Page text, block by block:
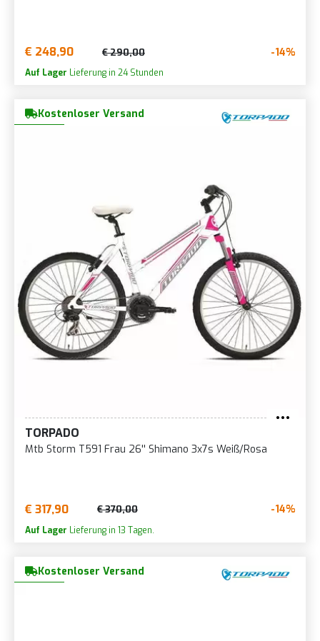
€ 248,90 € 290,00 -14%
Auf Lager Lieferung in 24 Stunden
Kostenloser Versand
TORPADO
Mtb Storm T591 Frau 26'' Shimano 3x7s Weiß/Rosa
€ 317,90 € 370,00 -14%
Auf Lager Lieferung in 13 Tagen.
Kostenloser Versand